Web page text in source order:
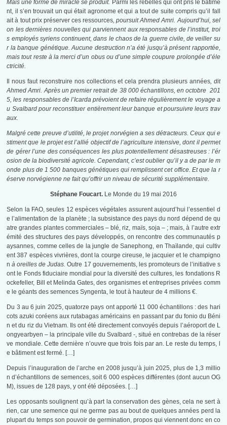
Mais une forme de miracle se produit. Parmi les rebelles qui ont pris le bâtime
nt, il s’en trouvait un qui était agronome et qui a tout de suite compris qu’il fall
ait à tout prix préserver ces ressources, poursuit Ahmed Amri. Aujourd’hui, sel
on les dernières nouvelles qui parviennent aux responsables de l’institut, troi
s employés syriens continuent, dans le chaos de la guerre civile, de veiller su
r la banque génétique. Aucune destruction n’a été jusqu’à présent rapportée,
mais tout reste à la merci d’un obus ou d’une simple coupure prolongée d’éle
ctricité.
Il nous faut reconstruire nos collections et cela prendra plusieurs années, dit
Ahmed Amri. Après un premier retrait de 38 000 échantillons, en octobre 201
5, les responsables de l’Icarda prévoient de refaire régulièrement le voyage a
u Svalbard pour reconstituer entièrement leur banque et poursuivre leurs trav
aux.
Malgré cette preuve d’utilité, le projet norvégien a ses détracteurs. Ceux qui e
stiment que le projet est l’allié objectif de l’agriculture intensive, dont il permet
de gérer l’une des conséquences les plus potentiellement désastreuses : l’ér
osion de la biodiversité agricole. Cependant, c’est oublier qu’il y a de par le m
onde plus de 1 500 banques génétiques qui remplissent cet office. Et que la r
éserve norvégienne ne fait qu’offrir un niveau de sécurité supplémentaire.
Stéphane Foucart. Le Monde du 19 mai 2016
Selon la FAO, seules 12 espèces végétales assurent aujourd’hui l’essentiel d
e l’alimentation de la planète ; la subsistance des pays du nord dépend de qu
atre grandes plantes commerciales – blé, riz, maïs, soja – ; mais, à l’autre extr
émité des structures des pays développés, on rencontre des communautés p
aysannes, comme celles de la jungle de Sanephong, en Thaïlande, qui cultiv
ent 387 espèces vivrières, dont la courge cireuse, le jacquier et le champigno
nà oreilles de Judas. Outre 17 gouvernements, les promoteurs de l’initiative s
ont le Fonds fiduciaire mondial pour la diversité des cultures, les fondations R
ockefeller, Bill et Melinda Gates, des organismes et entreprises privées comm
e le géants des semences Syngenta, le tout à hauteur de 4 millions €.
Du 3 au 6 juin 2025, quatorze pays ont apporté 11 000 échantillons : des hari
cots azuki coréens aux rutabagas américains en passant par du fonio du Béni
n et du riz du Vietnam. Ils ont été directement convoyés depuis l’aéroport de L
ongyearbyen – la principale ville du Svalbard -, situé en contrebas de la réser
ve mondiale. Cette dernière n’ouvre que trois fois par an. Le reste du temps, l
e bâtiment est fermé. […]
Depuis l’inauguration de l’arche en 2008 jusqu’à juin 2025, plus de 1,3 millio
n d’échantillons de semences, soit 6 000 espèces différentes (dont aucun OG
M), issues de 128 pays, y ont été déposées. […]
Les opposants soulignent qu’à part la conservation des gènes, cela ne sert à
rien, car une semence qui ne germe pas au bout de quelques années perd la
plupart du temps son pouvoir de germination, propos qui viennent donc en co